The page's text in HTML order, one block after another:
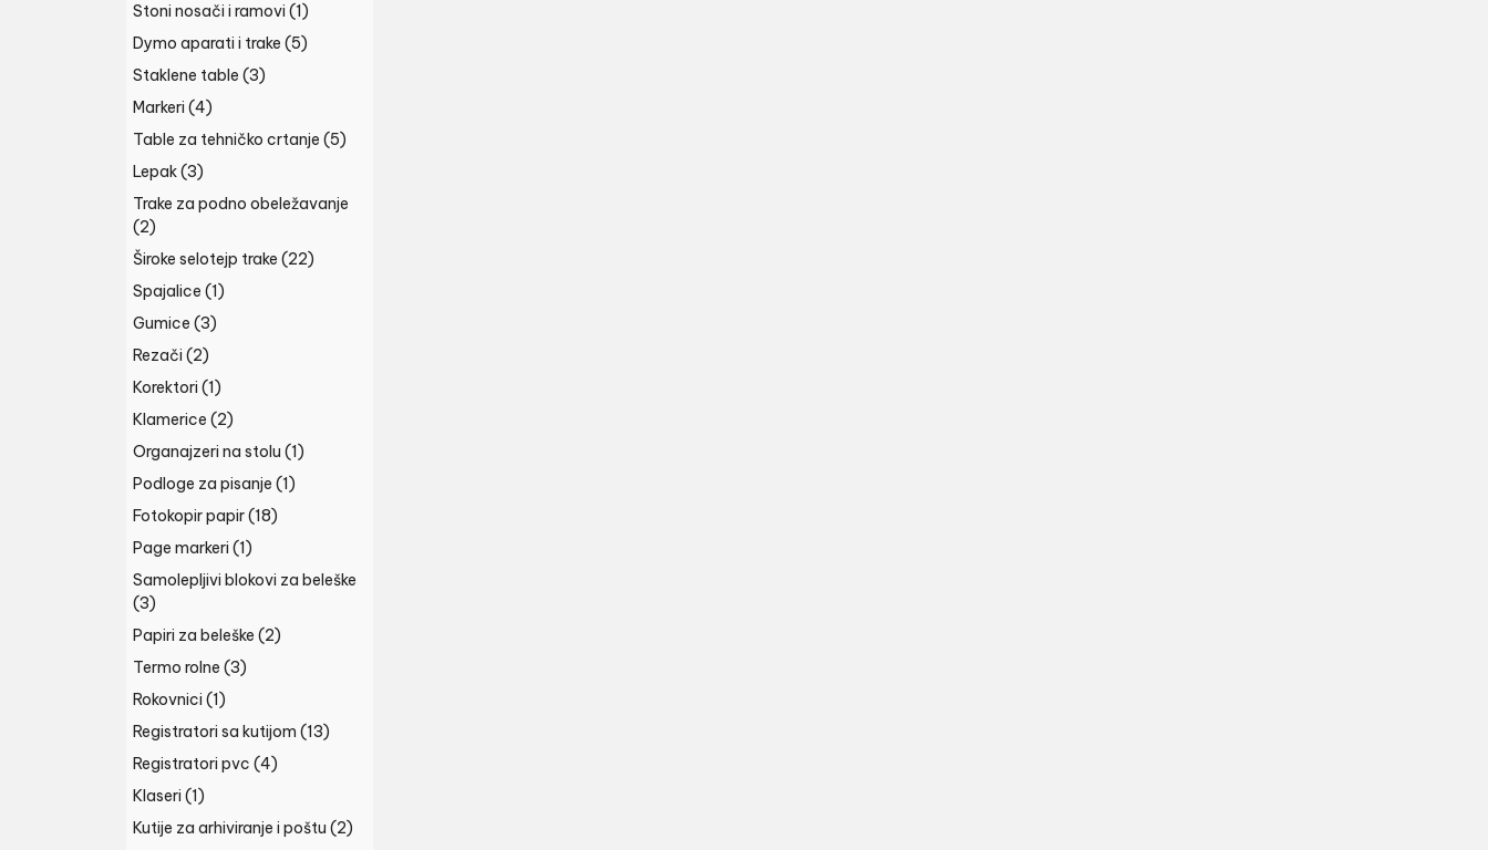
Stoni nosači i ramovi (1)
Dymo aparati i trake (5)
Staklene table (3)
Markeri (4)
Table za tehničko crtanje (5)
Lepak(3)
Trake za podno obeležavanje
(2)
Široke selotejp trake (22)
Spajalice (1)
Gumice (3)
Rezači (2)
Korektori (1)
Klamerice (2)
Organajzeri na stolu (1)
Podloge za pisanje (1)
Fotokopir papir(18)
Page markeri (1)
Samolepljivi blokovi za beleške
(3)
Papiri za beleške (2)
Termo rolne (3)
Rokovnici (1)
Registratori sa kutijom (13)
Registratori pvc (4)
Klaseri (1)
Kutije za arhiviranje i poštu (2)